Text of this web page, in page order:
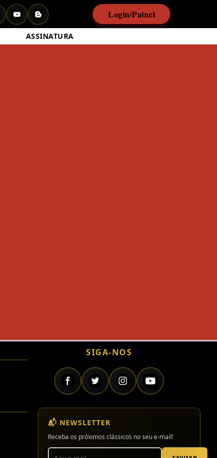
Login/Painel
ASSINATURA
SIGA-NOS
📬 NEWSLETTER
Receba os próximos clássicos no seu e-mail!